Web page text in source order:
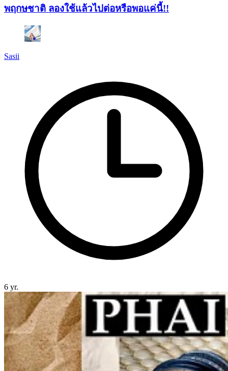
พฤกษชาติ ลองใช้แล้วไปต่อหรือพอแค่นี้!!
Sasii
6 yr.